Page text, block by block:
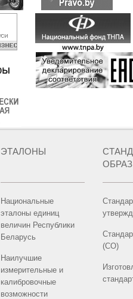
ЭТАЛОНЫ
Национальные
эталоны единиц
величин Республики
Беларусь
Наилучшие
измерительные и
калибровочные
возможности
(СО)